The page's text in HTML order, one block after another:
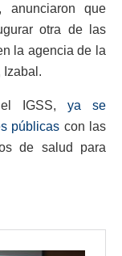
anunciaron que
otra de las
la agencia de la
Izabal.
el IGSS, ya se
públicas con las
de salud para